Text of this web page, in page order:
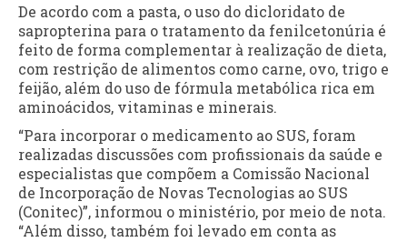
De acordo com a pasta, o uso do dicloridato de
sapropterina para o tratamento da fenilcetonúria é
feito de forma complementar à realização de dieta,
com restrição de alimentos como carne, ovo, trigo e
feijão, além do uso de fórmula metabólica rica em
aminoácidos, vitaminas e minerais.
“Para incorporar o medicamento ao SUS, foram
realizadas discussões com profissionais da saúde e
especialistas que compõem a Comissão Nacional
de Incorporação de Novas Tecnologias ao SUS
(Conitec)”, informou o ministério, por meio de nota.
“Além disso, também foi levado em conta as